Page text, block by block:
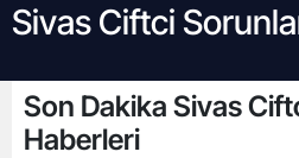
Sivas Ciftci
Son Dakika Sivas
Haberleri